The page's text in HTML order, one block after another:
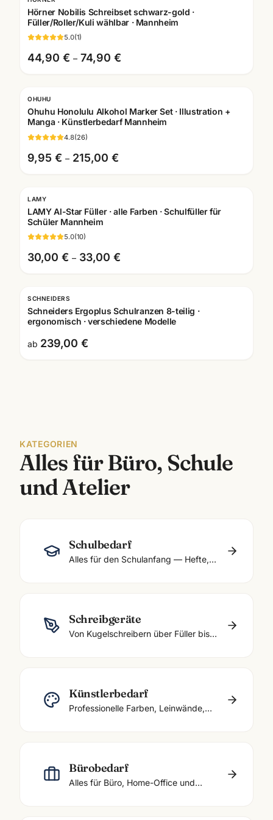
Hörner Nobilis Schreibset schwarz-gold ·
Füller/Roller/Kuli wählbar · Mannheim
5.0(1)
44,90 € – 74,90 €
OHUHU
Ohuhu Honolulu Alkohol Marker Set · Illustration +
Manga · Künstlerbedarf Mannheim
4.8(26)
9,95 € – 215,00 €
Gratis Gravur
LAMY
LAMY Al-Star Füller · alle Farben · Schulfüller für
Schüler Mannheim
5.0(10)
30,00 € – 33,00 €
SCHNEIDERS
Schneiders Ergoplus Schulranzen 8-teilig ·
ergonomisch · verschiedene Modelle
ab 239,00 €
KATEGORIEN
Alles für Büro, Schule
und Atelier
Schulbedarf
Alles für den Schulanfang — Hefte,
Schreibgeräte
Von Kugelschreibern über Füller bis
Künstlerbedarf
Professionelle Farben, Leinwände,
Bürobedarf
Alles für Büro, Home-Office und